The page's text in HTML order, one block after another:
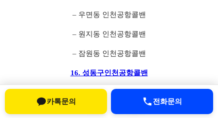
– 우면동 인천공항콜밴
– 원지동 인천공항콜밴
– 잠원동 인천공항콜밴
16. 성동구인천공항콜밴
– 금호동 인천공항콜밴
– 도선동 인천공항콜밴
카톡문의 전화문의